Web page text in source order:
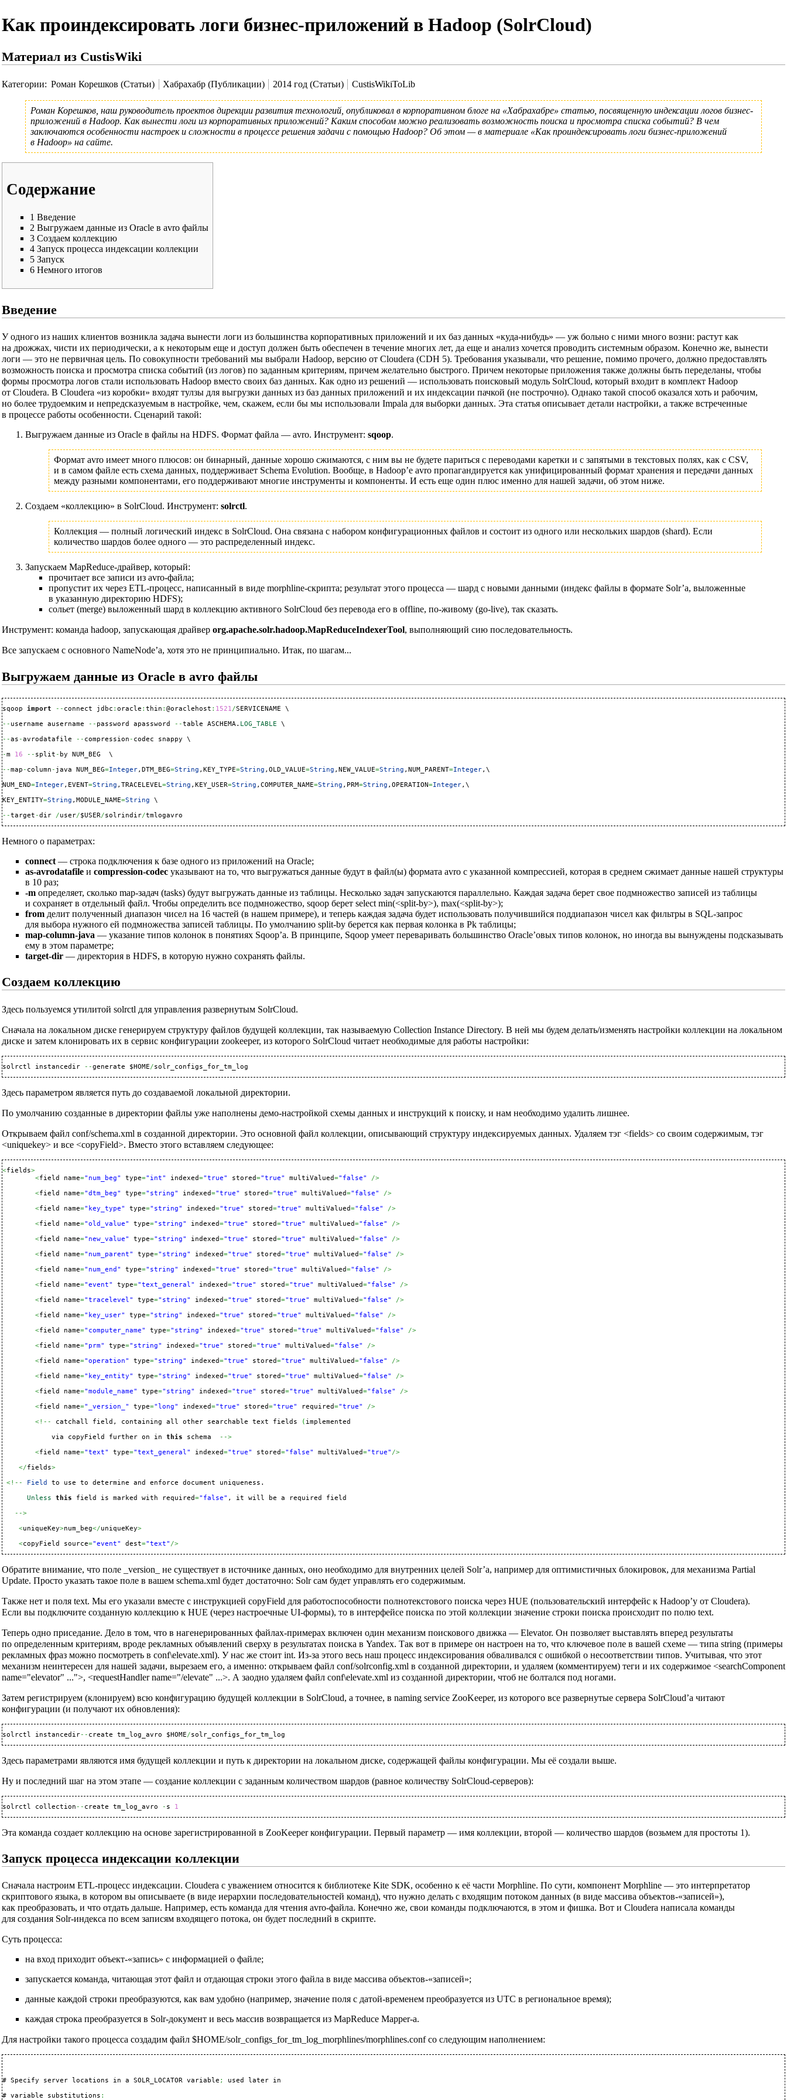
Как проиндексировать логи бизнес-приложений в Hadoop (SolrCloud)
Материал из CustisWiki
Категории: Роман Корешков (Статьи) Хабрахабр (Публикации) 2014 год (Статьи) CustisWikiToLib
Роман Корешков, наш руководитель проектов дирекции развития технологий, опубликовал в корпоративном блоге на «Хабрахабре» статью, посвященную индексации логов бизнес-
приложений в Hadoop. Как вынести логи из корпоративных приложений? Каким способом можно реализовать возможность поиска и просмотра списка событий? В чем
заключаются особенности настроек и сложности в процессе решения задачи с помощью Hadoop? Об этом — в материале «Как проиндексировать логи бизнес-приложений
в Hadoop» на сайте.
Содержание
1 Введение
2 Выгружаем данные из Oracle в avro файлы
3 Создаем коллекцию
4 Запуск процесса индексации коллекции
5 Запуск
6 Немного итогов
Введение
У одного из наших клиентов возникла задача вынести логи из большинства корпоративных приложений и их баз данных «куда-нибудь» — уж больно с ними много возни: растут как
на дрожжах, чисти их периодически, а к некоторым еще и доступ должен быть обеспечен в течение многих лет, да еще и анализ хочется проводить системным образом. Конечно же, вынести
логи — это не первичная цель. По совокупности требований мы выбрали Hadoop, версию от Cloudera (CDH 5). Требования указывали, что решение, помимо прочего, должно предоставлять
возможность поиска и просмотра списка событий (из логов) по заданным критериям, причем желательно быстрого. Причем некоторые приложения также должны быть переделаны, чтобы
формы просмотра логов стали использовать Hadoop вместо своих баз данных. Как одно из решений — использовать поисковый модуль SolrCloud, который входит в комплект Hadoop
от Cloudera. В Cloudera «из коробки» входят тулзы для выгрузки данных из баз данных приложений и их индексации пачкой (не построчно). Однако такой способ оказался хоть и рабочим,
но более трудоемким и непредсказуемым в настройке, чем, скажем, если бы мы использовали Impala для выборки данных. Эта статья описывает детали настройки, а также встреченные
в процессе работы особенности. Сценарий такой:
Выгружаем данные из Oracle в файлы на HDFS. Формат файла — avro. Инструмент: sqoop.
Формат avro имеет много плюсов: он бинарный, данные хорошо сжимаются, с ним вы не будете париться с переводами каретки и с запятыми в текстовых полях, как с CSV,
и в самом файле есть схема данных, поддерживает Schema Evolution. Вообще, в Hadoop’е avro пропагандируется как унифицированный формат хранения и передачи данных
между разными компонентами, его поддерживают многие инструменты и компоненты. И есть еще один плюс именно для нашей задачи, об этом ниже.
Создаем «коллекцию» в SolrCloud. Инструмент: solrctl.
Коллекция — полный логический индекс в SolrCloud. Она связана с набором конфигурационных файлов и состоит из одного или нескольких шардов (shard). Если
количество шардов более одного — это распределенный индекс.
Запускаем MapReduce-драйвер, который:
прочитает все записи из avro-файла;
пропустит их через ETL-процесс, написанный в виде morphline-скрипта; результат этого процесса — шард с новыми данными (индекс файлы в формате Solr’а, выложенные
в указанную директорию HDFS);
сольет (merge) выложенный шард в коллекцию активного SolrCloud без перевода его в offline, по-живому (go-live), так сказать.
Инструмент: команда hadoop, запускающая драйвер org.apache.solr.hadoop.MapReduceIndexerTool, выполняющий сию последовательность.
Все запускаем с основного NameNode’а, хотя это не принципиально. Итак, по шагам...
Выгружаем данные из Oracle в avro файлы
sqoop import -- connect jdbc :oracle :thin :@oraclehost : 1521/SERVICENAME \
-- username ausername -- password apassword --table ASCHEMA. LOG_TABLE
\
--as -avrodatafile -- compression - codec snappy \
-m 16 -- split - by NUM_BEG  \
--map - column - java NUM_BEG=Integer,DTM_BEG=String ,KEY_TYPE=String ,OLD_VALUE=String ,NEW_VALUE=String ,NUM_PARENT=Integer,\
NUM_END=Integer,EVENT=String ,TRACELEVEL=String ,KEY_USER=String ,COMPUTER_NAME=String ,PRM=String ,OPERATION=Integer,\
KEY_ENTITY=String ,MODULE_NAME=String
\
--target -dir /user/$USER/solrindir/tmlogavro
Немного о параметрах:
connect — строка подключения к базе одного из приложений на Oracle;
as-avrodatafile и compression-codec указывают на то, что выгружаться данные будут в файл(ы) формата avro с указанной компрессией, которая в среднем сжимает данные нашей структуры
в 10 раз;
-m определяет, сколько map-задач (tasks) будут выгружать данные из таблицы. Несколько задач запускаются параллельно. Каждая задача берет свое подмножество записей из таблицы
и сохраняет в отдельный файл. Чтобы определить все подмножество, sqoop берет select min(<split-by>), max(<split-by>);
from делит полученный диапазон чисел на 16 частей (в нашем примере), и теперь каждая задача будет использовать получившийся поддиапазон чисел как фильтры в SQL-запрос
для выбора нужного ей подмножества записей таблицы. По умолчанию split-by берется как первая колонка в Pk таблицы;
map-column-java — указание типов колонок в понятиях Sqoop’а. В принципе, Sqoop умеет переваривать большинство Oracle’овых типов колонок, но иногда вы вынуждены подсказывать
ему в этом параметре;
target-dir — директория в HDFS, в которую нужно сохранять файлы.
Создаем коллекцию
Здесь пользуемся утилитой solrctl для управления развернутым SolrCloud.
Сначала на локальном диске генерируем структуру файлов будущей коллекции, так называемую Collection Instance Directory. В ней мы будем делать/изменять настройки коллекции на локальном
диске и затем клонировать их в сервис конфигурации zookeeper, из которого SolrCloud читает необходимые для работы настройки:
solrctl instancedir --generate $HOME/solr_configs_for_tm_log
Здесь параметром является путь до создаваемой локальной директории.
По умолчанию созданные в директории файлы уже наполнены демо-настройкой схемы данных и инструкций к поиску, и нам необходимо удалить лишнее.
Открываем файл conf/schema.xml в созданной директории. Это основной файл коллекции, описывающий структуру индексируемых данных. Удаляем тэг <fields> со своим содержимым, тэг
<uniquekey> и все <copyField>. Вместо этого вставляем следующее:
<fields>
<field name="num_beg" type="int" indexed="true" stored="true" multiValued="false"
/>
<field name="dtm_beg" type="string" indexed="true" stored="true" multiValued="false"
/>
<field name="key_type" type="string" indexed="true" stored="true" multiValued="false"
/>
<field name="old_value" type="string" indexed="true" stored="true" multiValued="false"
/>
<field name="new_value" type="string" indexed="true" stored="true" multiValued="false"
/>
<field name="num_parent" type="string" indexed="true" stored="true" multiValued="false"
/>
<field name="num_end" type="string" indexed="true" stored="true" multiValued="false"
/>
<field name="event" type="text_general" indexed="true" stored="true" multiValued="false"
/>
<field name="tracelevel" type="string" indexed="true" stored="true" multiValued="false"
/>
<field name="key_user" type="string" indexed="true" stored="true" multiValued="false"
/>
<field name="computer_name" type="string" indexed="true" stored="true" multiValued="false"
/>
<field name="prm" type="string" indexed="true" stored="true" multiValued="false"
/>
<field name="operation" type="string" indexed="true" stored="true" multiValued="false"
/>
<field name="key_entity" type="string" indexed="true" stored="true" multiValued="false"
/>
<field name="module_name" type="string" indexed="true" stored="true" multiValued="false"
/>
<field name="_version_" type="long" indexed="true" stored="true" required="true"
/>
<!--
catchall field, containing all other searchable text fields ( implemented
            via copyField further on in
this schema
-->
<field name="text" type="text_general" indexed="true" stored="false" multiValued="true" />
</fields>
<!--
Field
to use to determine and enforce document uniqueness.
Unless
this field is marked with required="false" , it will be a required field
-->
<uniqueKey>num_beg</uniqueKey>
<copyField source="event" dest="text" />
Обратите внимание, что поле _version_ не существует в источнике данных, оно необходимо для внутренних целей Solr’а, например для оптимистичных блокировок, для механизма Partial
Update. Просто указать такое поле в вашем schema.xml будет достаточно: Solr сам будет управлять его содержимым.
Также нет и поля text. Мы его указали вместе с инструкцией copyField для работоспособности полнотекстового поиска через HUE (пользовательский интерфейс к Hadoop’у от Clouderа).
Если вы подключите созданную коллекцию к HUE (через настроечные UI-формы), то в интерфейсе поиска по этой коллекции значение строки поиска происходит по полю text.
Теперь одно приседание. Дело в том, что в нагенерированных файлах-примерах включен один механизм поискового движка — Elevator. Он позволяет выставлять вперед результаты
по определенным критериям, вроде рекламных объявлений сверху в результатах поиска в Yandex. Так вот в примере он настроен на то, что ключевое поле в вашей схеме — типа string (примеры
рекламных фраз можно посмотреть в conf\elevate.xml). У нас же стоит int. Из-за этого весь наш процесс индексирования обваливался с ошибкой о несоответствии типов. Учитывая, что этот
механизм неинтересен для нашей задачи, вырезаем его, а именно: открываем файл conf/solrconfig.xml в созданной директории, и удаляем (комментируем) теги и их содержимое <searchComponent
name="elevator" ...">, <requestHandler name="/elevate" ...>. А заодно удаляем файл conf\elevate.xml из созданной директории, чтоб не болтался под ногами.
Затем регистрируем (клонируем) всю конфигурацию будущей коллекции в SolrCloud, а точнее, в naming service ZooKeeper, из которого все развернутые сервера SolrCloud’а читают
конфигурации (и получают их обновления):
solrctl instancedir-- create tm_log_avro $HOME/solr_configs_for_tm_log
Здесь параметрами являются имя будущей коллекции и путь к директории на локальном диске, содержащей файлы конфигурации. Мы её создали выше.
Ну и последний шаг на этом этапе — создание коллекции с заданным количеством шардов (равное количеству SolrCloud-серверов):
solrctl collection -- create tm_log_avro - s 1
Эта команда создает коллекцию на основе зарегистрированной в ZooKeeper конфигурации. Первый параметр — имя коллекции, второй — количество шардов (возьмем для простоты 1).
Запуск процесса индексации коллекции
Сначала настроим ETL-процесс индексации. Cloudera с уважением относится к библиотеке Kite SDK, особенно к её части Morphline. По сути, компонент Morphline — это интерпретатор
скриптового языка, в котором вы описываете (в виде иерархии последовательностей команд), что нужно делать с входящим потоком данных (в виде массива объектов-«записей»),
как преобразовать, и что отдать дальше. Например, есть команда для чтения avro-файла. Конечно же, свои команды подключаются, в этом и фишка. Вот и Clouderа написала команды
для создания Solr-индекса по всем записям входящего потока, он будет последний в скрипте.
Суть процесса:
на вход приходит объект-«запись» с информацией о файле;
запускается команда, читающая этот файл и отдающая строки этого файла в виде массива объектов-«записей»;
данные каждой строки преобразуются, как вам удобно (например, значение поля с датой-временем преобразуется из UTC в региональное время);
каждая строка преобразуется в Solr-документ и весь массив возвращается из MapReduce Mapper-а.
Для настройки такого процесса создадим файл $HOME/solr_configs_for_tm_log_morphlines/morphlines.conf со следующим наполнением:
# Specify server locations in a SOLR_LOCATOR variable ;
used later in
# variable substitutions :